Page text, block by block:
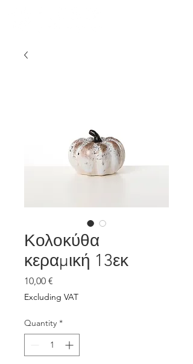
Κολοκύθα
κεραμική 13εκ
10,00 €
Excluding VAT
Quantity *